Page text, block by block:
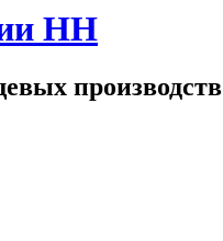
НН
производств